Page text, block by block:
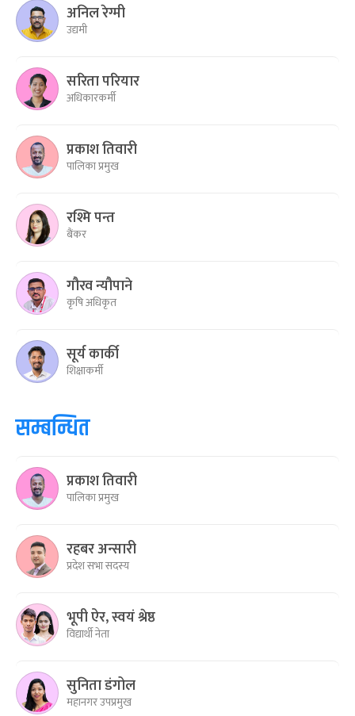
अनिल रेग्मी
उद्यमी
सरिता परियार
अधिकारकर्मी
प्रकाश तिवारी
पालिका प्रमुख
रश्मि पन्त
बैंकर
गौरव न्यौपाने
कृषि अधिकृत
सूर्य कार्की
शिक्षाकर्मी
सम्बन्धित
प्रकाश तिवारी
पालिका प्रमुख
रहबर अन्सारी
प्रदेश सभा सदस्य
भूपी ऐर, स्वयं श्रेष्ठ
विद्यार्थी नेता
सुनिता डंगोल
महानगर उपप्रमुख